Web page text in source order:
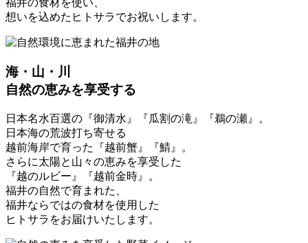
福井の食材を使い、
想いを込めたヒトサラでお祝いします。
海・山・川
自然の恵みを享受する
日本名水百選の『御清水』『瓜割の滝』『鵜の瀬』。
日本海の荒波打ち寄せる
越前海岸で育った『越前蟹』『鯖』。
さらに太陽と山々の恵みを享受した
『越のルビー』『越前金時』。
福井の自然で育まれた、
福井ならではの食材を使用した
ヒトサラをお届けいたします。